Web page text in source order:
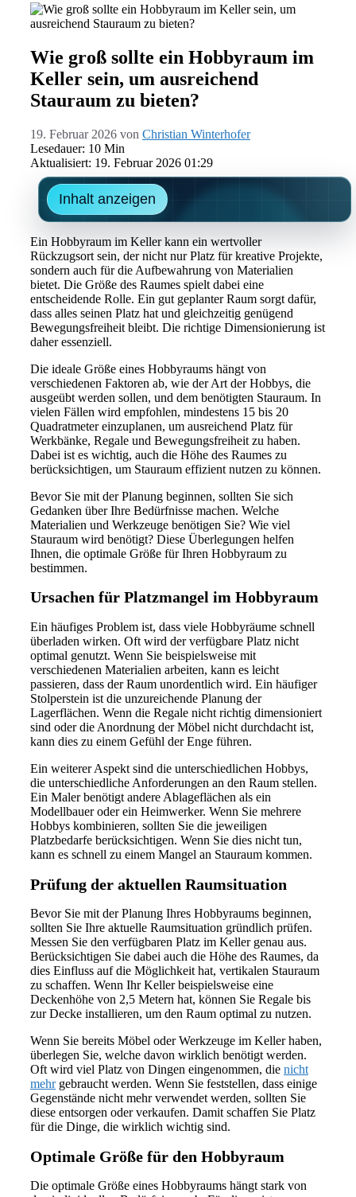
Wie groß sollte ein Hobbyraum im
Keller sein, um ausreichend
Stauraum zu bieten?
19. Februar 2026 von Christian Winterhofer
Lesedauer: 10 Min
Aktualisiert: 19. Februar 2026 01:29
Inhalt anzeigen
Ein Hobbyraum im Keller kann ein wertvoller
Rückzugsort sein, der nicht nur Platz für kreative Projekte,
sondern auch für die Aufbewahrung von Materialien
bietet. Die Größe des Raumes spielt dabei eine
entscheidende Rolle. Ein gut geplanter Raum sorgt dafür,
dass alles seinen Platz hat und gleichzeitig genügend
Bewegungsfreiheit bleibt. Die richtige Dimensionierung ist
daher essenziell.
Die ideale Größe eines Hobbyraums hängt von
verschiedenen Faktoren ab, wie der Art der Hobbys, die
ausgeübt werden sollen, und dem benötigten Stauraum. In
vielen Fällen wird empfohlen, mindestens 15 bis 20
Quadratmeter einzuplanen, um ausreichend Platz für
Werkbänke, Regale und Bewegungsfreiheit zu haben.
Dabei ist es wichtig, auch die Höhe des Raumes zu
berücksichtigen, um Stauraum effizient nutzen zu können.
Bevor Sie mit der Planung beginnen, sollten Sie sich
Gedanken über Ihre Bedürfnisse machen. Welche
Materialien und Werkzeuge benötigen Sie? Wie viel
Stauraum wird benötigt? Diese Überlegungen helfen
Ihnen, die optimale Größe für Ihren Hobbyraum zu
bestimmen.
Ursachen für Platzmangel im Hobbyraum
Ein häufiges Problem ist, dass viele Hobbyräume schnell
überladen wirken. Oft wird der verfügbare Platz nicht
optimal genutzt. Wenn Sie beispielsweise mit
verschiedenen Materialien arbeiten, kann es leicht
passieren, dass der Raum unordentlich wird. Ein häufiger
Stolperstein ist die unzureichende Planung der
Lagerflächen. Wenn die Regale nicht richtig dimensioniert
sind oder die Anordnung der Möbel nicht durchdacht ist,
kann dies zu einem Gefühl der Enge führen.
Ein weiterer Aspekt sind die unterschiedlichen Hobbys,
die unterschiedliche Anforderungen an den Raum stellen.
Ein Maler benötigt andere Ablageflächen als ein
Modellbauer oder ein Heimwerker. Wenn Sie mehrere
Hobbys kombinieren, sollten Sie die jeweiligen
Platzbedarfe berücksichtigen. Wenn Sie dies nicht tun,
kann es schnell zu einem Mangel an Stauraum kommen.
Prüfung der aktuellen Raumsituation
Bevor Sie mit der Planung Ihres Hobbyraums beginnen,
sollten Sie Ihre aktuelle Raumsituation gründlich prüfen.
Messen Sie den verfügbaren Platz im Keller genau aus.
Berücksichtigen Sie dabei auch die Höhe des Raumes, da
dies Einfluss auf die Möglichkeit hat, vertikalen Stauraum
zu schaffen. Wenn Ihr Keller beispielsweise eine
Deckenhöhe von 2,5 Metern hat, können Sie Regale bis
zur Decke installieren, um den Raum optimal zu nutzen.
Wenn Sie bereits Möbel oder Werkzeuge im Keller haben,
überlegen Sie, welche davon wirklich benötigt werden.
Oft wird viel Platz von Dingen eingenommen, die nicht
mehrgebraucht werden. Wenn Sie feststellen, dass einige
Gegenstände nicht mehr verwendet werden, sollten Sie
diese entsorgen oder verkaufen. Damit schaffen Sie Platz
für die Dinge, die wirklich wichtig sind.
Optimale Größe für den Hobbyraum
Die optimale Größe eines Hobbyraums hängt stark von